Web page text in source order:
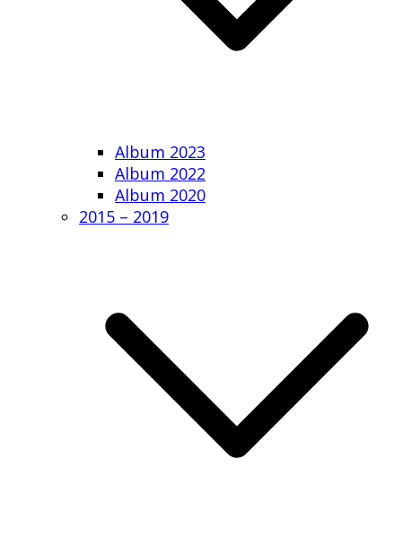
Album 2023
Album 2022
Album 2020
2015 – 2019